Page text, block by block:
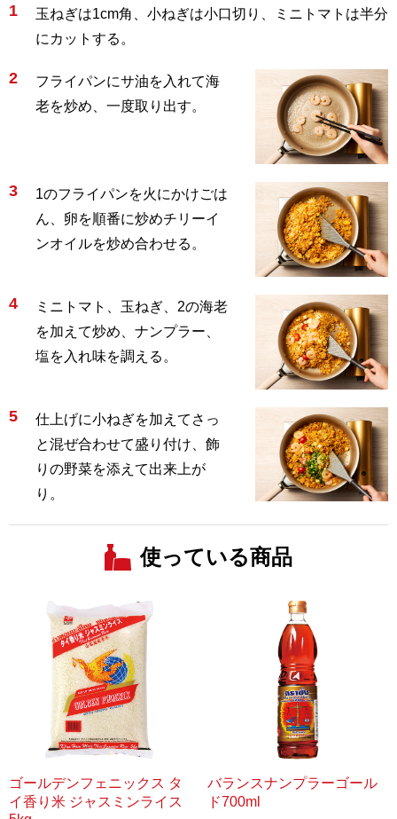
1
玉ねぎは1cm角、小ねぎは小口切り、ミニトマトは半分
にカットする。
2
フライパンにサ油を入れて海
老を炒め、一度取り出す。
3
1のフライパンを火にかけごは
ん、卵を順番に炒めチリーイ
ンオイルを炒め合わせる。
4
ミニトマト、玉ねぎ、2の海老
を加えて炒め、ナンプラー、
塩を入れ味を調える。
5
仕上げに小ねぎを加えてさっ
と混ぜ合わせて盛り付け、飾
りの野菜を添えて出来上が
り。
使っている商品
ゴールデンフェニックス タ
イ香り米 ジャスミンライス
バランスナンプラーゴール
ド700ml